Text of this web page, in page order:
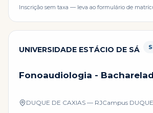
Inscrição sem taxa — leva ao formulário de
UNIVERSIDADE ESTÁCIO DE SÁ
Fonoaudiologia -
DUQUE DE CAXIAS — RJCampus